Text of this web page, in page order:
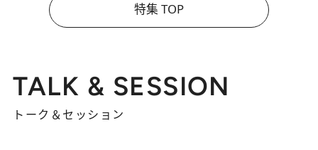
特集 TOP
TALK & SESSION
トーク＆セッション